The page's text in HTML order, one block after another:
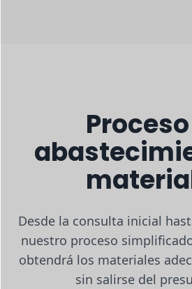
Desde la consulta inicial
nuestro proceso
obtendrá los materiales
sin salirse del